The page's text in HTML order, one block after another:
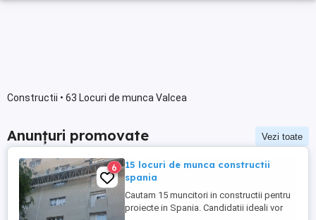
Constructii • 63 Locuri de munca Valcea
Anunțuri promovate Vezi toate
6
15 locuri de munca constructii
spania
Cautam 15 muncitori in constructii pentru
proiecte in Spania. Candidatii ideali vor